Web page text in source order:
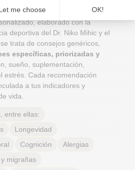
elaborado con la
deportiva del Dr. Niko Mihic y el
trata de consejos genéricos,
específicas, priorizadas y
sueño, suplementación,
estrés. Cada recomendación
a tus indicadores y
vida.
entre ellas:
Longevidad
Cognición
Alergias
migrañas